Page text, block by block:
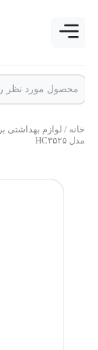
خانه/لوازم بهداشتی برقی
مدل HC۳۵۲۵